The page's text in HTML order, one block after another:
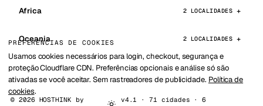
Africa 2 LOCALIDADES
Oceania 2 LOCALIDADES
© 2026 HOSTHINK by
v4.1 · 71 cidades · 6
PREFERÊNCIAS DE COOKIES
Usamos cookies necessários para login, checkout, segurança e
proteção Cloudflare CDN. Preferências opcionais e análise só são
ativadas se você aceitar. Sem rastreadores de publicidade. Política de
cookies.